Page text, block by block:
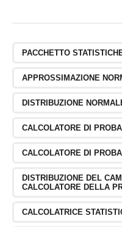
}
PACCHETTO
APPROSSIMAZIONE
DISTRIBUZIONE
CALCOLATORE DI
CALCOLATORE DI
DISTRIBUZIONE DEL
CALCOLATORE DELLA
CALCOLATRICE